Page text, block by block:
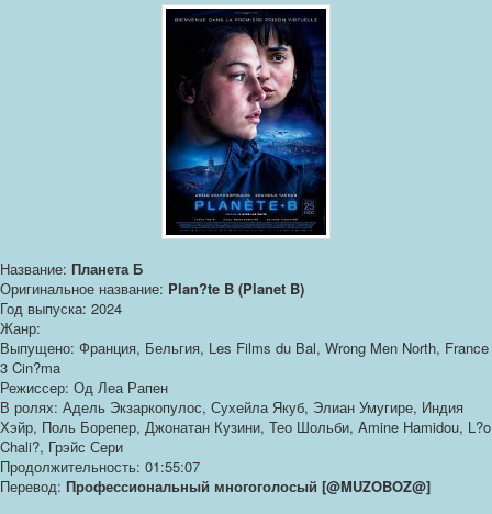
Название: Планета Б
Оригинальное название: Plan?te B (Planet B)
Год выпуска: 2024
Жанр:
Выпущено: Франция, Бельгия, Les Films du Bal, Wrong Men North, France
3 Cin?ma
Режиссер: Од Леа Рапен
В ролях: Адель Экзаркопулос, Сухейла Якуб, Элиан Умугире, Индия
Хэйр, Поль Борепер, Джонатан Кузини, Тео Шольби, Amine Hamidou, L?o
Chali?, Грэйс Сери
Продолжительность: 01:55:07
Перевод: Профессиональный многоголосый [@MUZOBOZ@]